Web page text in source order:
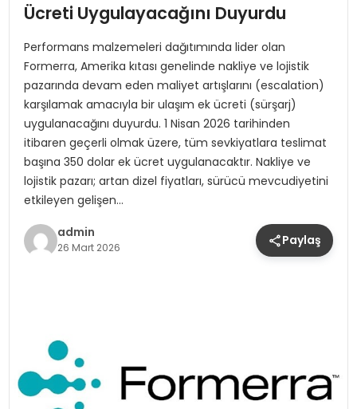
Ücreti Uygulayacağını Duyurdu
Performans malzemeleri dağıtımında lider olan
Formerra, Amerika kıtası genelinde nakliye ve lojistik
pazarında devam eden maliyet artışlarını (escalation)
karşılamak amacıyla bir ulaşım ek ücreti (sürşarj)
uygulanacağını duyurdu. 1 Nisan 2026 tarihinden
itibaren geçerli olmak üzere, tüm sevkiyatlara teslimat
başına 350 dolar ek ücret uygulanacaktır. Nakliye ve
lojistik pazarı; artan dizel fiyatları, sürücü mevcudiyetini
etkileyen gelişen…
admin
26 Mart 2026 Paylaş